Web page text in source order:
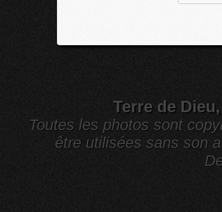
Terre de
Toutes les photos sont
être utilisées sans son